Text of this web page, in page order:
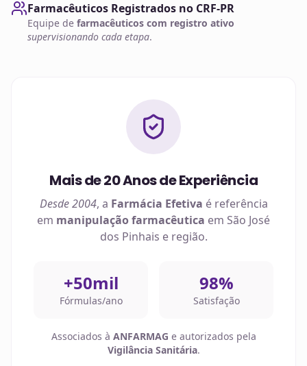
Farmacêuticos Registrados no CRF-PR
Equipe de farmacêuticos com registro ativo
supervisionando cada etapa.
Mais de 20 Anos de Experiência
Desde 2004, a Farmácia Efetiva é referência
em manipulação farmacêutica em São José
dos Pinhais e região.
+50mil
Fórmulas/ano
98%
Satisfação
Associados à ANFARMAG e autorizados pela
Vigilância Sanitária.